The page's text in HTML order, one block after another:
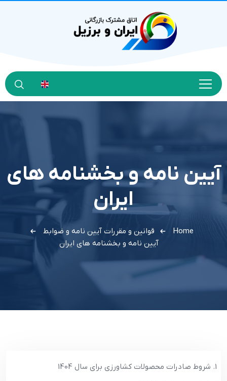
آیین نامه و بخشنامه های
ایران
Home قوانین و مقررات آیین نامه و ضوابط
آیین نامه و بخشنامه های ایران
شروط صادرات محصولات کشاورزی برای سال 1404